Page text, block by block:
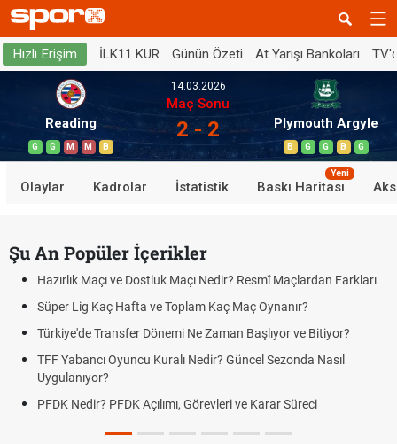
Hızlı Erişim İLK11 KUR Günün Özeti At Yarışı Bankoları
Reading
G G M M B
14.03.2026
Maç Sonu
2 - 2 Plymouth Argyle
B G G B G
Olaylar Kadrolar İstatistik Baskı Haritası
Yeni
Şu An Popüler İçerikler
Hazırlık Maçı ve Dostluk Maçı Nedir? Resmî Maçlardan Farkları
Süper Lig Kaç Hafta ve Toplam Kaç Maç Oynanır?
Türkiye'de Transfer Dönemi Ne Zaman Başlıyor ve Bitiyor?
TFF Yabancı Oyuncu Kuralı Nedir? Güncel Sezonda Nasıl
Uygulanıyor?
PFDK Nedir? PFDK Açılımı, Görevleri ve Karar Süreci